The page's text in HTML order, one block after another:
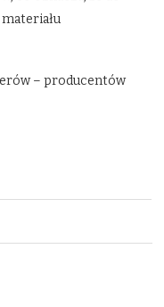
– producentów